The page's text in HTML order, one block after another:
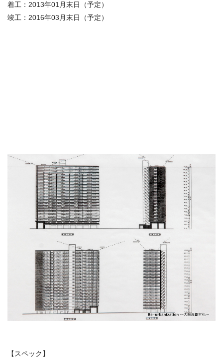
着工：2013年01月末日（予定）
竣工：2016年03月末日（予定）
【スペック】